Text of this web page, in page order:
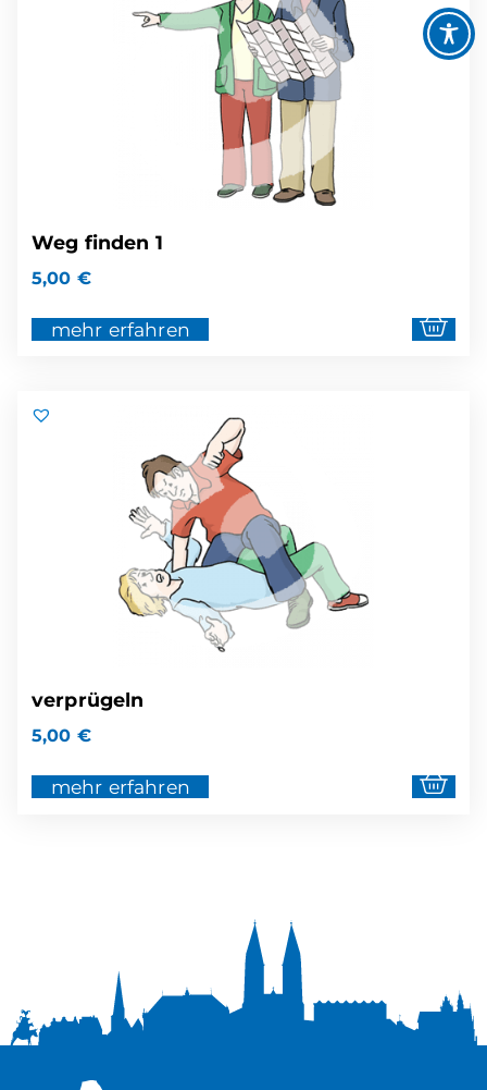
Weg finden 1
5,00 €
mehr erfahren
verprügeln
5,00 €
mehr erfahren